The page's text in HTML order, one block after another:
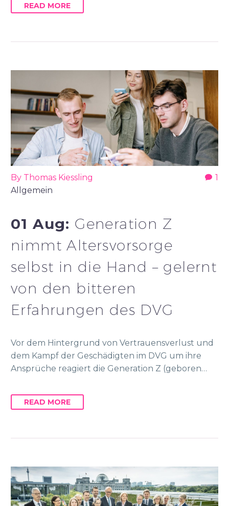
READ MORE
1
By Thomas Kiessling
Allgemein
01 Aug: Generation Z
nimmt Altersvorsorge
selbst in die Hand – gelernt
von den bitteren
Erfahrungen des DVG
Vor dem Hintergrund von Vertrauensverlust und
dem Kampf der Geschädigten im DVG um ihre
Ansprüche reagiert die Generation Z (geboren…
READ MORE